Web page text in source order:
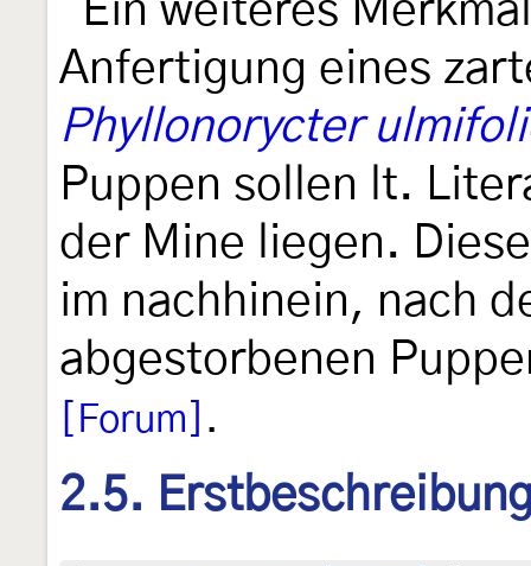
"Ein weiteres
Anfertigung eines
Phyllonorycter
Puppen sollen lt.
der Mine liegen.
im nachhinein, nach
abgestorbenen
[Forum] .
2.5.